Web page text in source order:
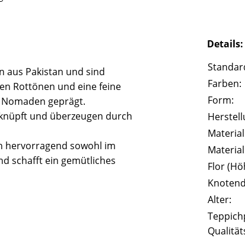
aus Pakistan und sind
Rottönen und eine feine
geprägt.
und überzeugen durch
hervorragend sowohl im
schafft ein gemütliches
Details:
Farben:
Form:
Flor
Alter: